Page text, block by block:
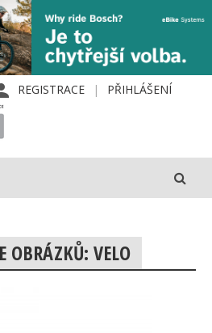
REGISTRACE PŘIHLÁŠENÍ
OBRÁZKŮ: VELO